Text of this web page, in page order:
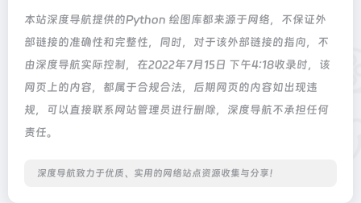
本站深度导航提供的Python 绘图库都来源于网络，不保证外
部链接的准确性和完整性，同时，对于该外部链接的指向，不
由深度导航实际控制，在2022年7月15日 下午4:18收录时，该
网页上的内容，都属于合规合法，后期网页的内容如出现违
规，可以直接联系网站管理员进行删除，深度导航不承担任何
责任。
深度导航致力于优质、实用的网络站点资源收集与分享！